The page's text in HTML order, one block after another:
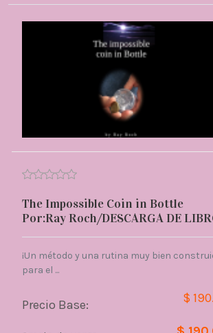
The Impossible Coin in Bottle
Por:Ray Roch/DESCARGA DE
¡Un método y una rutina muy bien
para el ...
Precio Base: $